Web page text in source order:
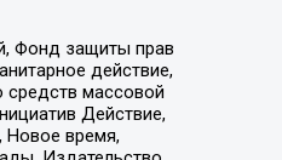
Фонд защиты прав
действие,
средств массовой
Действие,
Новое время,